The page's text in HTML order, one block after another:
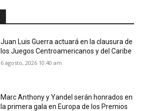
Juan Luis Guerra actuará en la clausura de
los Juegos Centroamericanos y del Caribe
6 agosto, 2026 10:40 am
Marc Anthony y Yandel serán honrados en
la primera gala en Europa de los Premios